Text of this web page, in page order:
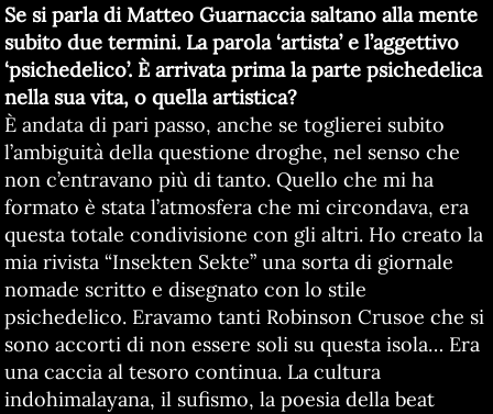
Se si parla di Matteo Guarnaccia saltano alla mente
subito due termini. La parola ‘artista’ e l’aggettivo
‘psichedelico’. È arrivata prima la parte psichedelica
nella sua vita, o quella artistica?
È andata di pari passo, anche se toglierei subito
l’ambiguità della questione droghe, nel senso che
non c’entravano più di tanto. Quello che mi ha
formato è stata l’atmosfera che mi circondava, era
questa totale condivisione con gli altri. Ho creato la
mia rivista “Insekten Sekte” una sorta di giornale
nomade scritto e disegnato con lo stile
psichedelico. Eravamo tanti Robinson Crusoe che si
sono accorti di non essere soli su questa isola… Era
una caccia al tesoro continua. La cultura
indohimalayana, il sufismo, la poesia della beat